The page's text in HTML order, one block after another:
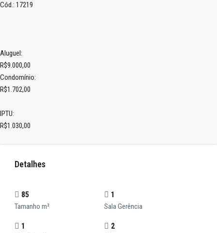
Cód.: 17219
Aluguel:
R$9.000,00
Condomínio:
R$1.702,00
IPTU:
R$1.030,00
Detalhes
85
Tamanho m²
1
Sala Gerência
1 2